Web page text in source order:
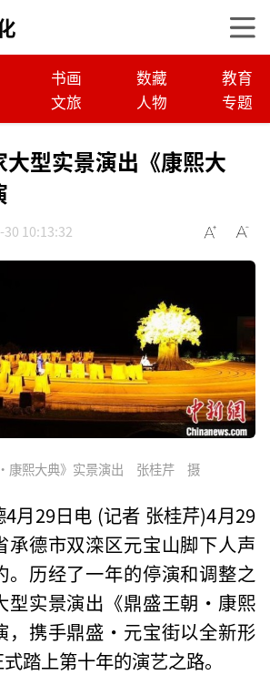
书画 数藏
教育
文旅 人物 专题
大型实景演出《康熙大
10:13:32
·康熙大典》实景演出 张桂芹 摄
4月29日电 (记者 张桂芹)4月29
承德市双滦区元宝山脚下人声
。历经了一年的停演和调整之
型实景演出《鼎盛王朝·康熙
，携手鼎盛·元宝街以全新形
踏上第十年的演艺之路。